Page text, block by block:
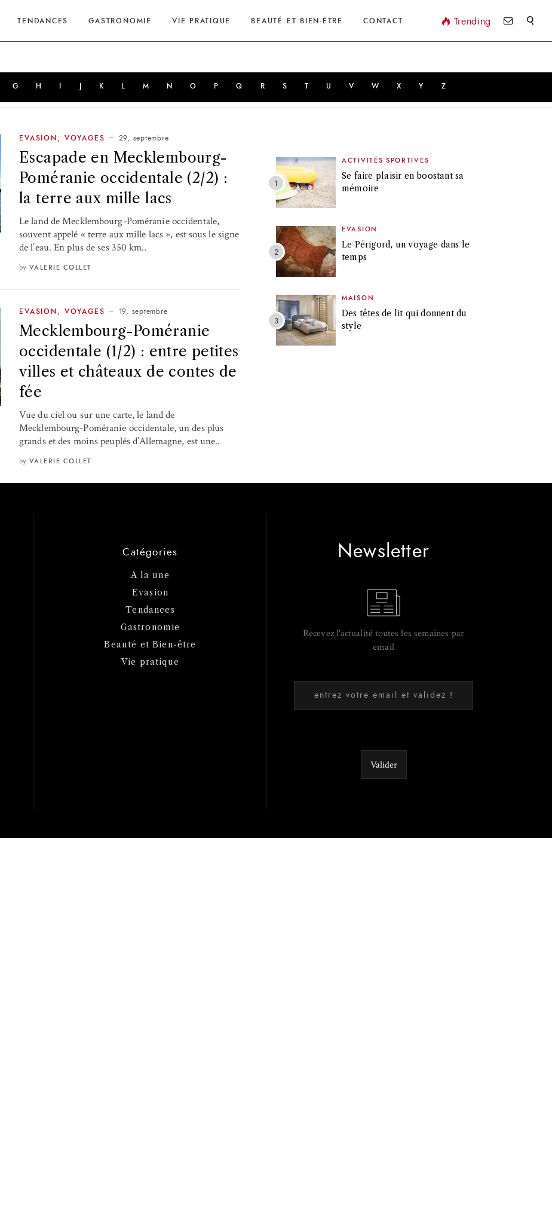
TENDANCES GASTRONOMIE VIE PRATIQUE BEAUTÉ ET BIEN-ÊTRE CONTACT Trending
G H K M N O P Q R S T U V W X Y Z
EVASION VOYAGES 29, septembre
Escapade en Mecklembourg-
Poméranie occidentale (2/2) :
la terre aux mille lacs
Le land de Mecklembourg-Poméranie occidentale,
souvent appelé « terre aux mille lacs », est sous le signe
de l’eau. En plus de ses 350 km..
by VALERIE COLLET
EVASION VOYAGES 19, septembre
Mecklembourg-Poméranie
occidentale (1/2) : entre petites
villes et châteaux de contes de
fée
Vue du ciel ou sur une carte, le land de
Mecklembourg-Poméranie occidentale, un des plus
grands et des moins peuplés d’Allemagne, est une..
by VALERIE COLLET
ACTIVITÉS SPORTIVES
Se faire plaisir en boostant sa
mémoire
EVASION
Le Périgord, un voyage dans le
temps
MAISON
Des têtes de lit qui donnent du
style
Catégories
A la une
Evasion
Tendances
Gastronomie
Beauté et Bien-être
Vie pratique
Newsletter
Recevez l'actualité toutes les semaines par
email